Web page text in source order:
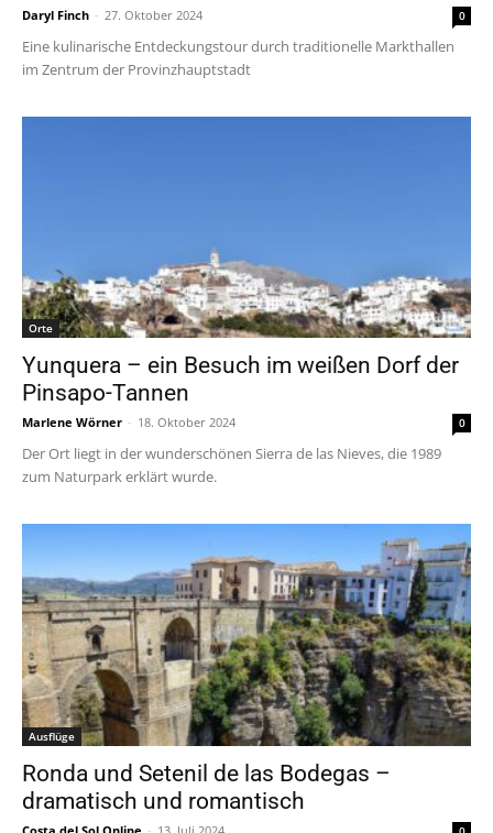
Daryl Finch - 27. Oktober 2024 0
Eine kulinarische Entdeckungstour durch traditionelle Markthallen
im Zentrum der Provinzhauptstadt
Orte
Yunquera – ein Besuch im weißen Dorf der
Pinsapo-Tannen
Marlene Wörner - 18. Oktober 2024 0
Der Ort liegt in der wunderschönen Sierra de las Nieves, die 1989
zum Naturpark erklärt wurde.
Ausflüge
Ronda und Setenil de las Bodegas –
dramatisch und romantisch